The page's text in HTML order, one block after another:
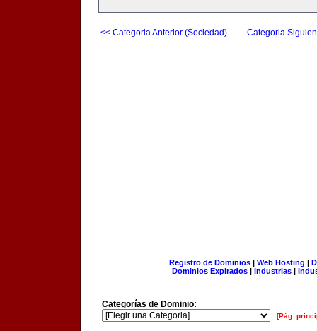
<< Categoria Anterior (Sociedad) Categoria
Registro de Dominios| Web Hosting |
Dominios Expirados | Industrias |
Categorías de Dominio:
[Pág.